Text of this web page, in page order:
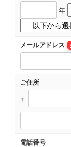
年
メールアドレス
ご住所
〒
電話番号